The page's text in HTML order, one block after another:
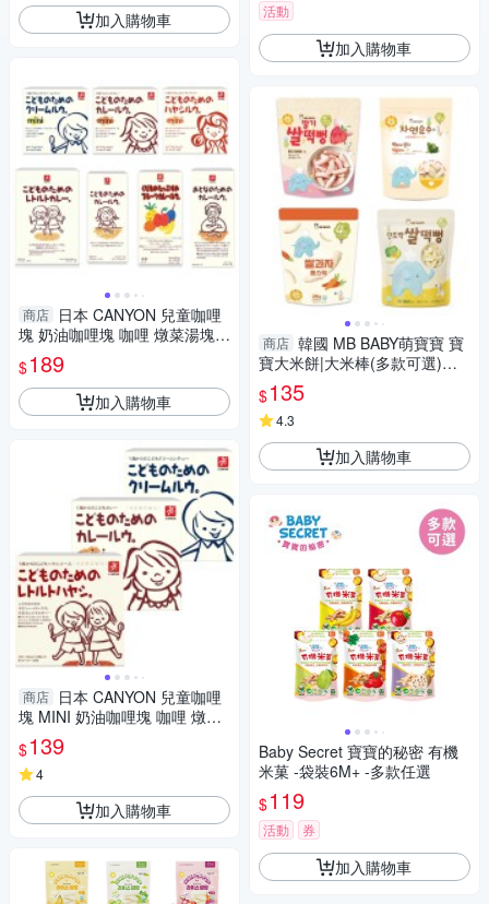
加入購物車
商店 日本 CANYON 兒童咖哩
塊 奶油咖哩塊 咖哩 燉菜湯塊 1
50g 副食品 玉米濃湯 調理包 7
007
$189
加入購物車
商店 日本 CANYON 兒童咖哩
塊 MINI 奶油咖哩塊 咖哩 燉菜
湯塊 75g 副食品 調理包 7007
$139
4
加入購物車
活動
加入購物車
商店 韓國 MB BABY萌寶寶 寶
寶大米餅|大米棒(多款可選)寶
寶餅乾|幼兒米餅
$135
4.3
加入購物車
Baby Secret 寶寶的秘密 有機
米菓 -袋裝6M+ -多款任選
$119
活動 券
加入購物車